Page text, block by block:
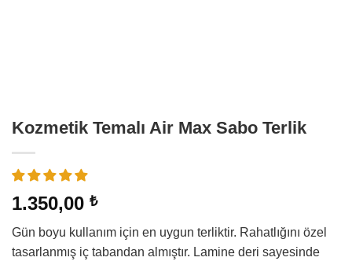
Kozmetik Temalı Air Max Sabo Terlik
1.350,00 ₺
Gün boyu kullanım için en uygun terliktir. Rahatlığını özel
tasarlanmış iç tabandan almıştır. Lamine deri sayesinde